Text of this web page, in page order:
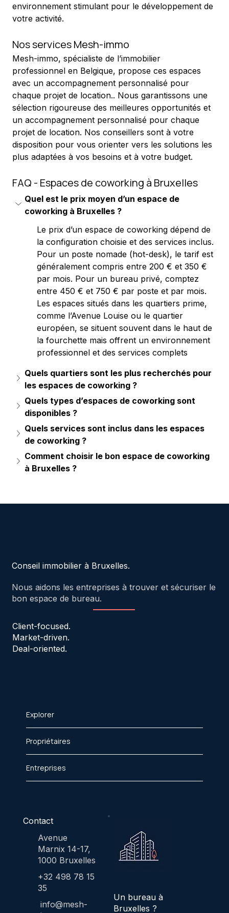
environnement stimulant pour le développement de
votre activité.
Nos services Mesh-immo
Mesh-immo, spécialiste de l’immobilier
professionnel en Belgique, propose ces espaces
avec un accompagnement personnalisé pour
chaque projet de location.. Nous garantissons une
sélection rigoureuse des meilleures opportunités et
un accompagnement personnalisé pour chaque
projet de location. Nos conseillers sont à votre
disposition pour vous orienter vers les solutions les
plus adaptées à vos besoins et à votre budget.
FAQ - Espaces de coworking à Bruxelles
Quel est le prix moyen d’un espace de
coworking à Bruxelles ?
Le prix d’un espace de coworking dépend de
la configuration choisie et des services inclus.
Pour un poste nomade (hot-desk), le tarif est
généralement compris entre 200 € et 350 €
par mois. Pour un bureau privé, comptez
entre 450 € et 750 € par poste et par mois.
Les espaces situés dans les quartiers prime,
comme l’Avenue Louise ou le quartier
européen, se situent souvent dans le haut de
la fourchette mais offrent un environnement
professionnel et des services complets
Quels quartiers sont les plus recherchés pour
les espaces de coworking ?
Quels types d’espaces de coworking sont
disponibles ?
Quels services sont inclus dans les espaces
de coworking ?
Comment choisir le bon espace de coworking
à Bruxelles ?
Conseil immobilier à Bruxelles.
Nous aidons les entreprises à trouver et sécuriser le
bon espace de bureau.
Client-focused.
Market-driven.
Deal-oriented.
Explorer
Propriétaires
Entreprises
Contact
Avenue
Marnix 14-17,
1000 Bruxelles
+32 498 78 15
35
info@mesh-
Un bureau à
Bruxelles ?